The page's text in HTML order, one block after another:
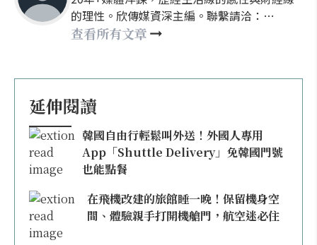
的理性。欣傳媒資深主編。聯繫請洽：
nellyhsu@xinmedia.com
查看所有文章
延伸閱讀
韓國自由行輕鬆叫外送！外國人專用
App「Shuttle Delivery」免韓國門號
也能點餐
在飛機改建的旅館睡一晚！保留機身空
間、體驗親手打開機艙門，航空迷必住